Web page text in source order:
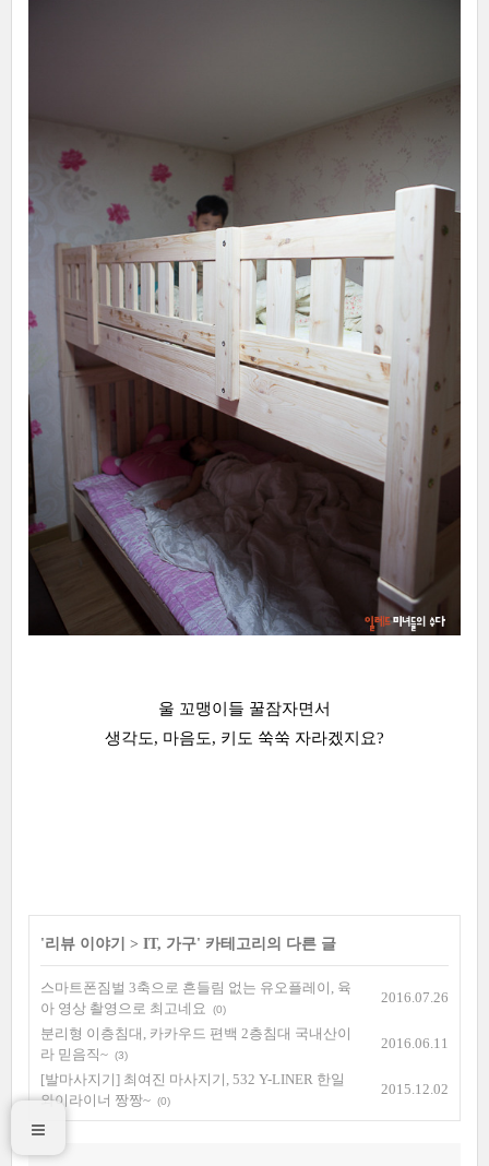
울 꼬맹이들 꿀잠자면서
생각도, 마음도, 키도 쑥쑥 자라겠지요?
'리뷰 이야기 > IT, 가구' 카테고리의 다른 글
스마트폰짐벌 3축으로 흔들림 없는 유오플레이, 육
아 영상 촬영으로 최고네요
(0)
2016.07.26
분리형 이층침대, 카카우드 편백 2층침대 국내산이
라 믿음직~ (3)
2016.06.11
[발마사지기] 최여진 마사지기, 532 Y-LINER 한일
와이라이너 짱짱~ (0)
2015.12.02